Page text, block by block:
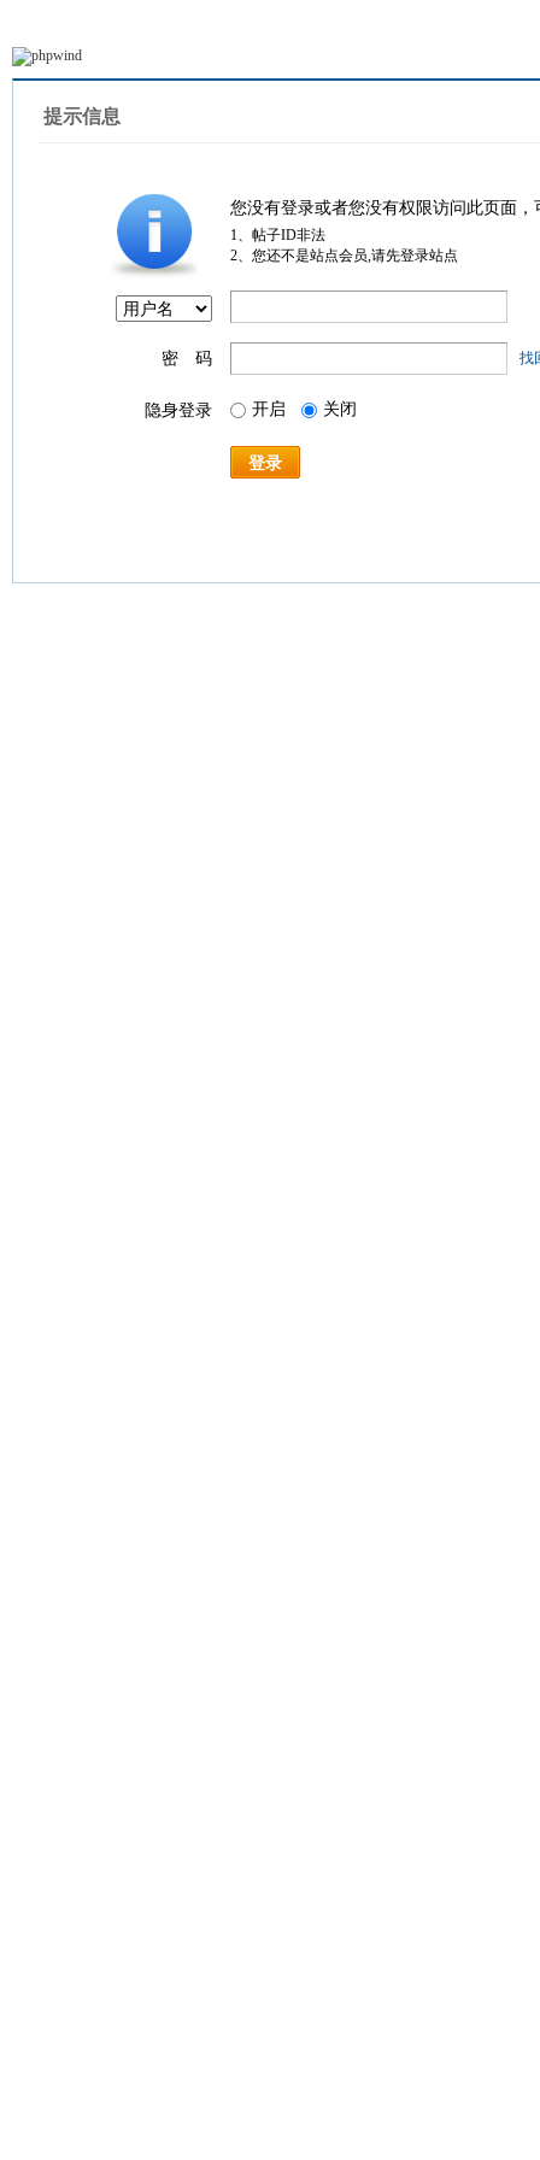
提示信息
您没有登录或者您没有权限访问此页面
1、帖子ID非法
2、您还不是站点会员,请先登录站点
密 码 找
隐身登录 开启 关闭
登录